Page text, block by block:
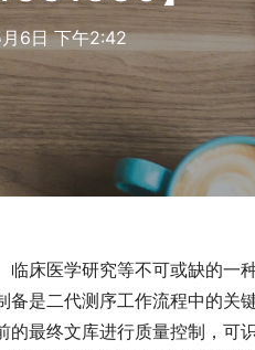
6日 下午2:42
床医学研究等不可或缺的一
是二代测序工作流程中的关
最终文库进行质量控制，可